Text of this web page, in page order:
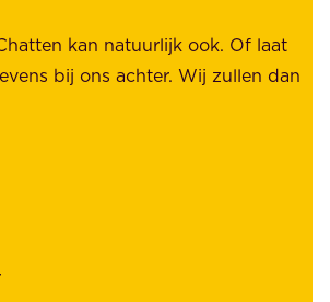
kan natuurlijk ook. Of laat
bij ons achter. Wij zullen dan